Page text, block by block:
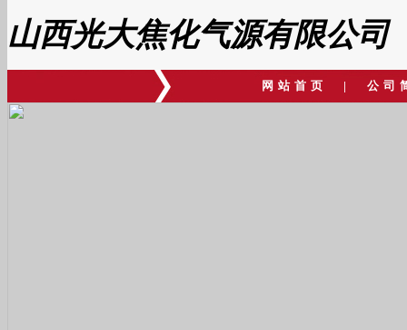
山西光大焦化气源有限公司
网站首页 | 公司